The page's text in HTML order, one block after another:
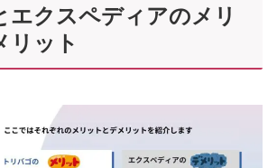
エクスペディアのメリ
リット